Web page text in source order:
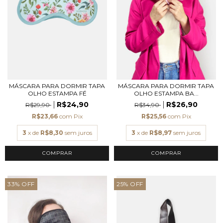
MÁSCARA PARA DORMIR TAPA
OLHO ESTAMPA FÉ
R$29,90
R$24,90
R$23,66 com Pix
3 x de R$8,30 sem juros
MÁSCARA PARA DORMIR TAPA
OLHO ESTAMPA BA...
R$34,90
R$26,90
R$25,56 com Pix
3 x de R$8,97 sem juros
33% OFF 25% OFF